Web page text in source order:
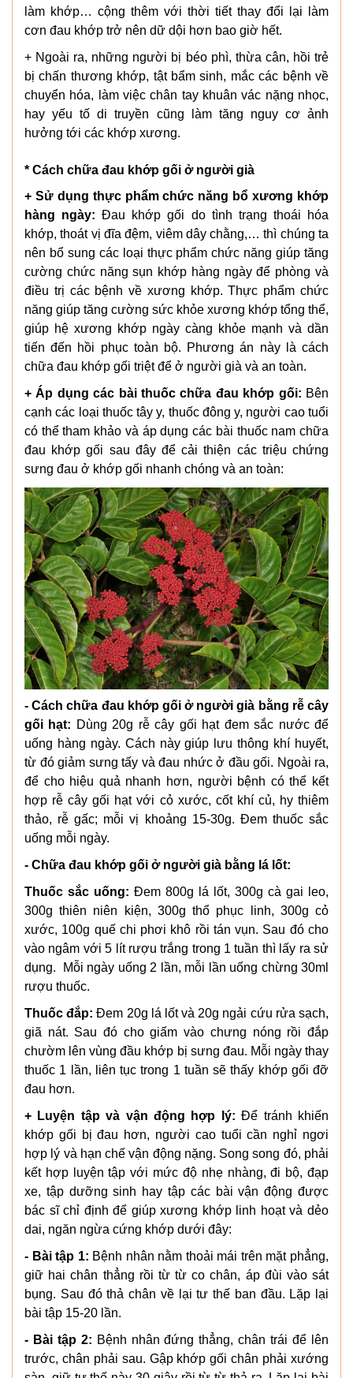
làm khớp… cộng thêm với thời tiết thay đổi lại làm
cơn đau khớp trở nên dữ dội hơn bao giờ hết.
+ Ngoài ra, những người bị béo phì, thừa cân, hồi trẻ
bị chấn thương khớp, tật bẩm sinh, mắc các bệnh về
chuyển hóa, làm việc chân tay khuân vác nặng nhọc,
hay yếu tố di truyền cũng làm tăng nguy cơ ảnh
hưởng tới các khớp xương.
* Cách chữa đau khớp gối ở người già
+ Sử dụng thực phẩm chức năng bổ xương khớp
hàng ngày:Đau khớp gối do tình trạng thoái hóa
khớp, thoát vị đĩa đệm, viêm dây chằng,… thì chúng ta
nên bổ sung các loại thực phẩm chức năng giúp tăng
cường chức năng sụn khớp hàng ngày để phòng và
điều trị các bệnh về xương khớp. Thực phẩm chức
năng giúp tăng cường sức khỏe xương khớp tổng thể,
giúp hệ xương khớp ngày càng khỏe mạnh và dần
tiến đến hồi phục toàn bộ. Phương án này là cách
chữa đau khớp gối triệt để ở người già và an toàn.
+ Áp dụng các bài thuốc chữa đau khớp gối: Bên
cạnh các loại thuốc tây y, thuốc đông y, người cao tuổi
có thể tham khảo và áp dụng các bài thuốc nam chữa
đau khớp gối sau đây để cải thiện các triệu chứng
sưng đau ở khớp gối nhanh chóng và an toàn:
- Cách chữa đau khớp gối ở người già bằng rễ cây
gối hạt: Dùng 20g rễ cây gối hạt đem sắc nước để
uống hàng ngày. Cách này giúp lưu thông khí huyết,
từ đó giảm sưng tấy và đau nhức ở đầu gối. Ngoài ra,
để cho hiệu quả nhanh hơn, người bệnh có thể kết
hợp rễ cây gối hạt với cỏ xước, cốt khí củ, hy thiêm
thảo, rễ gấc; mỗi vị khoảng 15-30g. Đem thuốc sắc
uống mỗi ngày.
- Chữa đau khớp gối ở người già bằng lá lốt:
Thuốc sắc uống: Đem 800g lá lốt, 300g cà gai leo,
300g thiên niên kiện, 300g thổ phục linh, 300g cỏ
xước, 100g quế chi phơi khô rồi tán vụn. Sau đó cho
vào ngâm với 5 lít rượu trắng trong 1 tuần thì lấy ra sử
dụng. Mỗi ngày uống 2 lần, mỗi lần uống chừng 30ml
rượu thuốc.
Thuốc đắp: Đem 20g lá lốt và 20g ngải cứu rửa sạch,
giã nát. Sau đó cho giấm vào chưng nóng rồi đắp
chườm lên vùng đầu khớp bị sưng đau. Mỗi ngày thay
thuốc 1 lần, liên tục trong 1 tuần sẽ thấy khớp gối đỡ
đau hơn.
+ Luyện tập và vận động hợp lý:Để tránh khiến
khớp gối bị đau hơn, người cao tuổi cần nghỉ ngơi
hợp lý và hạn chế vận động nặng. Song song đó, phải
kết hợp luyện tập với mức độ nhẹ nhàng, đi bộ, đạp
xe, tập dưỡng sinh hay tập các bài vận động được
bác sĩ chỉ định để giúp xương khớp linh hoạt và dẻo
dai, ngăn ngừa cứng khớp dưới đây:
- Bài tập 1: Bệnh nhân nằm thoải mái trên mặt phẳng,
giữ hai chân thẳng rồi từ từ co chân, áp đùi vào sát
bụng. Sau đó thả chân về lại tư thế ban đầu. Lặp lại
bài tập 15-20 lần.
- Bài tập 2: Bệnh nhân đứng thẳng, chân trái để lên
trước, chân phải sau. Gập khớp gối chân phải xướng